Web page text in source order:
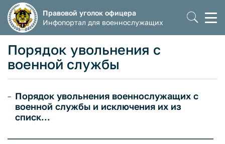
Правовой уголок офицера
Инфопортал для военнослужащих
Порядок увольнения с
военной службы
Порядок увольнения военнослужащих с
военной службы и исключения их из
списк...